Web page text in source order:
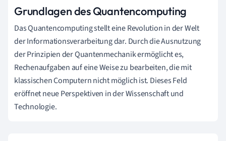
Grundlagen des Quantencomputing
Das Quantencomputing stellt eine Revolution in der Welt
der Informationsverarbeitung dar. Durch die Ausnutzung
der Prinzipien der Quantenmechanik ermöglicht es,
Rechenaufgaben auf eine Weise zu bearbeiten, die mit
klassischen Computern nicht möglich ist. Dieses Feld
eröffnet neue Perspektiven in der Wissenschaft und
Technologie.